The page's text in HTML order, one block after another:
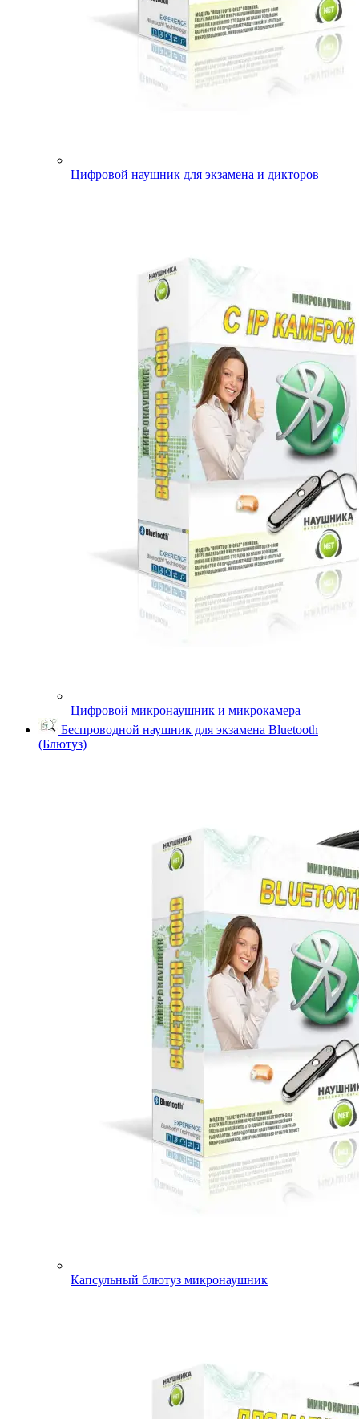
Цифровой наушник для экзамена и дикторов
Цифровой микронаушник и микрокамера
Беспроводной наушник для экзамена Bluetooth
(Блютуз)
Капсульный блютуз микронаушник